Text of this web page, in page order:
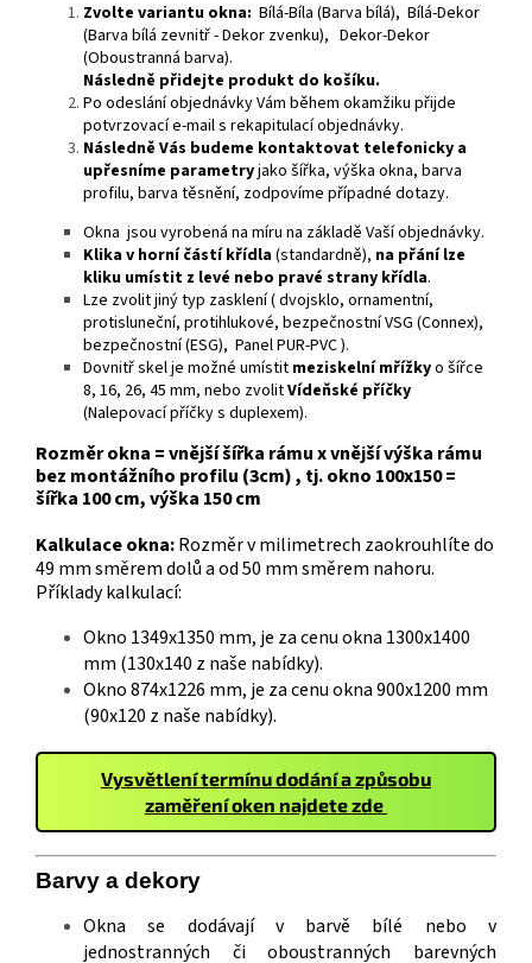
Zvolte variantu okna: Bílá-Bíla (Barva bílá), Bílá-Dekor
(Barva bílá zevnitř - Dekor zvenku), Dekor-Dekor
(Oboustranná barva).
Následně přidejte produkt do košíku.
Po odeslání objednávky Vám během okamžiku přijde
potvrzovací e-mail s rekapitulací objednávky.
Následně Vás budeme kontaktovat telefonicky a
upřesníme parametryjako šířka, výška okna, barva
profilu, barva těsnění, zodpovíme případné dotazy.
Okna jsou vyrobená na míru na základě Vaší objednávky.
Klika v horní částí křídla(standardně), na přání lze
kliku umístit z levé nebo pravé strany křídla.
Lze zvolit jiný typ zasklení ( dvojsklo, ornamentní,
protisluneční, protihlukové, bezpečnostní VSG (Connex),
bezpečnostní (ESG), Panel PUR-PVC ).
Dovnitř skel je možné umístit meziskelní mřížkyo šířce
8, 16, 26, 45 mm, nebo zvolitVídeňské příčky
(Nalepovací příčky s duplexem).
Rozměr okna = vnější šířka rámu x vnější výška rámu
bez montážního profilu (3cm) , tj. okno 100x150 =
šířka 100 cm, výška 150 cm
Kalkulace okna:Rozměr v milimetrech zaokrouhlíte do
49 mm směrem dolů a od 50 mm směrem nahoru.
Příklady kalkulací:
Okno 1349x1350 mm, je za cenu okna 1300x1400
mm (130x140 z naše nabídky).
Okno 874x1226 mm, je za cenu okna 900x1200 mm
(90x120 z naše nabídky).
Vysvětlení termínu dodání a způsobu
zaměření oken najdete zde
Barvy a dekory
Okna se dodávají v barvě bílé nebo v
jednostranných či oboustranných barevných